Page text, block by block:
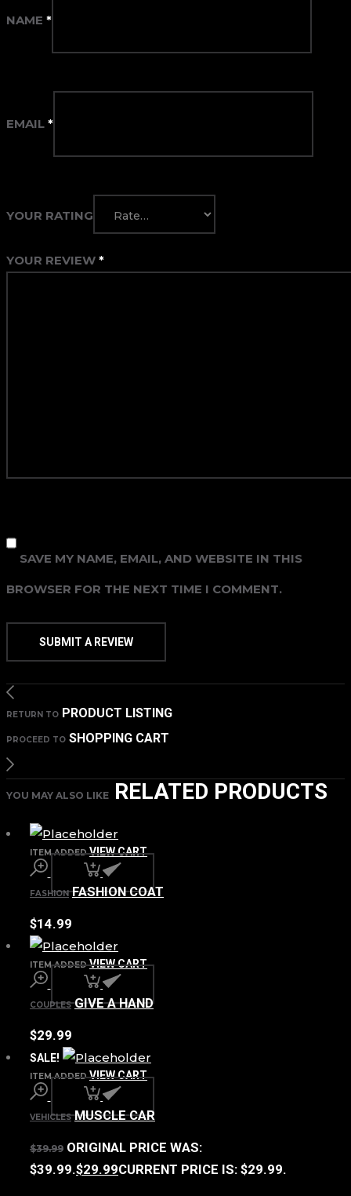
NAME *
EMAIL *
YOUR RATING
YOUR REVIEW *
SAVE MY NAME, EMAIL, AND WEBSITE IN THIS
BROWSER FOR THE NEXT TIME I COMMENT.
RETURN TO PRODUCT LISTING
PROCEED TO SHOPPING CART
YOU MAY ALSO LIKE RELATED PRODUCTS
ITEM ADDED VIEW CART
FASHION FASHION COAT
$14.99
ITEM ADDED VIEW CART
COUPLES GIVE A HAND
$29.99
SALE!
ITEM ADDED VIEW CART
VEHICLES MUSCLE CAR
$39.99 ORIGINAL PRICE WAS:
$39.99.$29.99CURRENT PRICE IS: $29.99.